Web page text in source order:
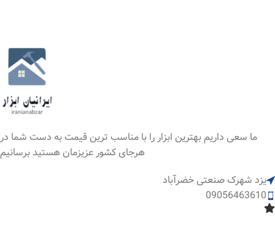
ما سعی داریم بهترین ابزار را با مناسب ترین قیمت به دست شما در
هرجای کشور عزیزمان هستید برسانیم
یزد شهرک صنعتی خضرآباد
09056463610